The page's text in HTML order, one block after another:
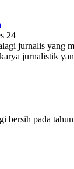
24
jurnalis yang
jurnalistik
pada